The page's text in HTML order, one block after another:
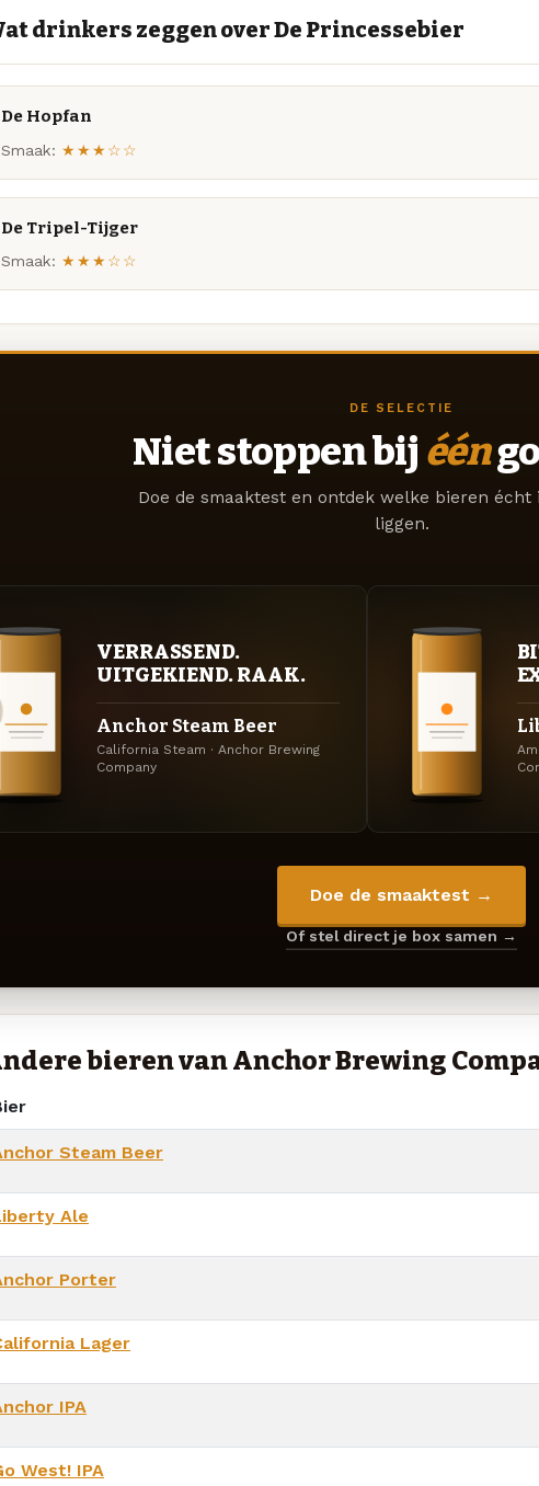
drinkers zeggen over De Princessebier
De Hopfan
Smaak: ★★★☆☆
De Tripel-Tijger
Smaak: ★★★☆☆
DE SELECTIE
Niet stoppen bij één
Doe de smaaktest en ontdek welke bieren
liggen.
VERRASSEND.
UITGEKIEND. RAAK.
Anchor Steam Beer
California Steam · Anchor Brewing
Company
Doe de smaaktest →
Of stel direct je box samen →
bieren van Anchor Brewing
Steam Beer
Ale
Porter
Lager
IPA
West! IPA